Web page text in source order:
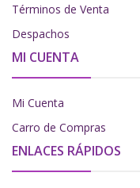
Términos de Venta
Despachos
MI CUENTA
Mi Cuenta
Carro de Compras
ENLACES RÁPIDOS